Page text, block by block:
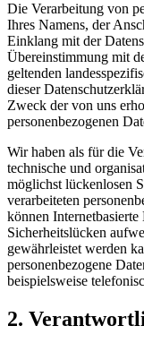
Die Verarbeitung von
Ihres Namens, der
Einklang mit der
Übereinstimmung mit
geltenden
dieser
Zweck der von uns
personenbezogenen
Wir haben als für die
technische und
möglichst lückenlosen
verarbeiteten
können
Sicherheitslücken
gewährleistet werden
personenbezogene
beispielsweise
2.